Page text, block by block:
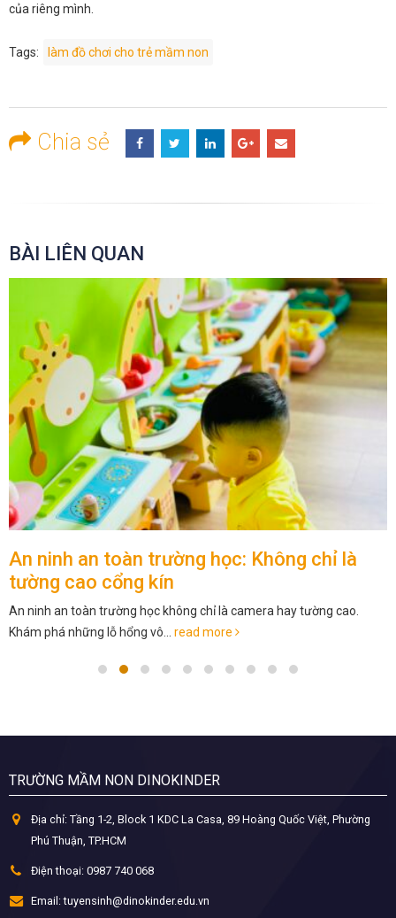
của riêng mình.
Tags: làm đồ chơi cho trẻ mầm non
Chia sẻ
BÀI LIÊN QUAN
An ninh an toàn trường học: Không chỉ là
tường cao cổng kín
An ninh an toàn trường học không chỉ là camera hay tường cao.
Khám phá những lỗ hổng vô... read more
TRƯỜNG MẦM NON DINOKINDER
Địa chỉ: Tầng 1-2, Block 1 KDC La Casa, 89 Hoàng Quốc Việt, Phường
Phú Thuận, TP.HCM
Điện thoại: 0987 740 068
Email: tuyensinh@dinokinder.edu.vn